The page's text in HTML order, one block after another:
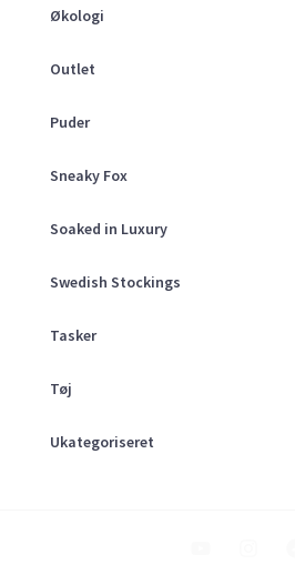
Økologi
Outlet
Puder
Sneaky Fox
Soaked in Luxury
Swedish Stockings
Tasker
Tøj
Ukategoriseret